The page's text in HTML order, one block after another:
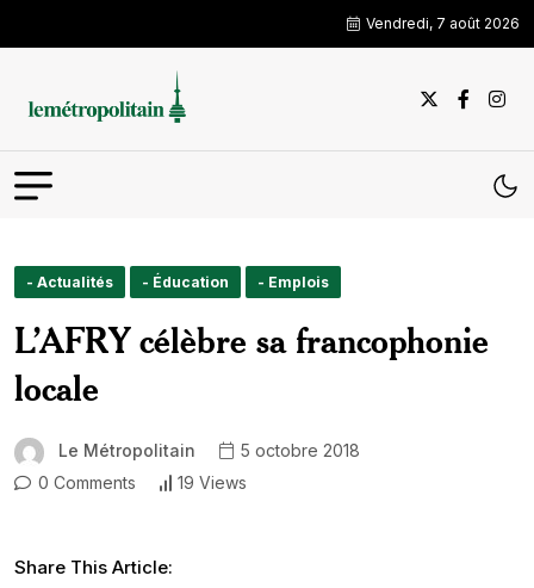
Vendredi, 7 août 2026
- Actualités - Éducation - Emplois
L’AFRY célèbre sa francophonie
locale
Le Métropolitain
5 octobre 2018
0 Comments
19 Views
Share This Article: